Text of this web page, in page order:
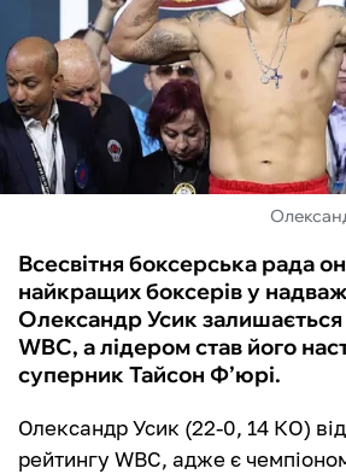
ФУТЗАЛ
ІНШІ
БУКМЕКЕРИ
Всесвітня боксерська рада
найкращих боксерів у
Олександр Усик
WBC, а лідером став його
суперник Тайсон Ф’юрі.
Олександр Усик (22-0, 14 КО)
рейтингу WBC, адже є